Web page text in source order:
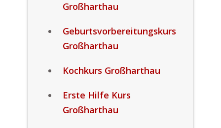
Großharthau
Geburtsvorbereitungskurs
Großharthau
Kochkurs Großharthau
Erste Hilfe Kurs
Großharthau